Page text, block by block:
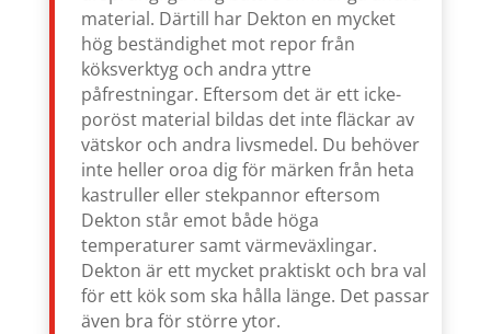
material. Därtill har Dekton en mycket
hög beständighet mot repor från
köksverktyg och andra yttre
påfrestningar. Eftersom det är ett icke-
poröst material bildas det inte fläckar av
vätskor och andra livsmedel. Du behöver
inte heller oroa dig för märken från heta
kastruller eller stekpannor eftersom
Dekton står emot både höga
temperaturer samt värmeväxlingar.
Dekton är ett mycket praktiskt och bra val
för ett kök som ska hålla länge. Det passar
även bra för större ytor.